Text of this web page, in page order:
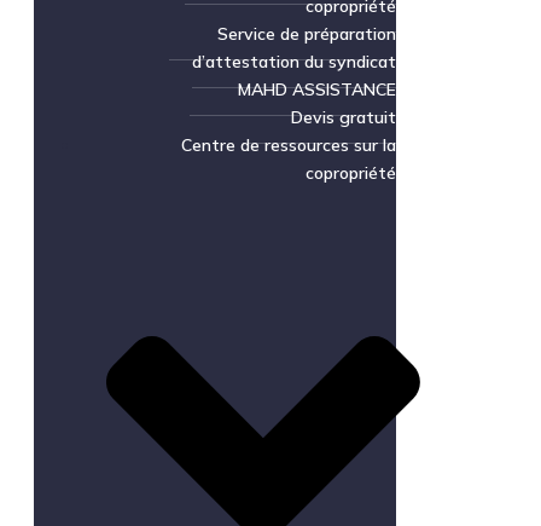
copropriété
Service de préparation
d’attestation du syndicat
MAHD ASSISTANCE
Devis gratuit
Centre de ressources sur la
copropriété